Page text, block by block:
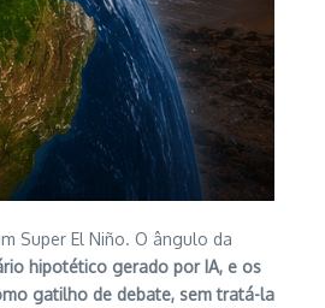
Super El Niño. O ângulo da
hipotético gerado por IA, e os
gatilho de debate, sem tratá-la